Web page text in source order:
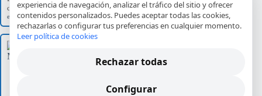
comunes y el impacto…
error E01,Hornos Teka,reparación,servicio técnico
experiencia de navegación, analizar el tráfico del sitio y ofrecer
contenidos personalizados. Puedes aceptar todas las cookies,
rechazarlas o configurar tus preferencias en cualquier momento.
Leer política de cookies
Rechazar todas
Configurar